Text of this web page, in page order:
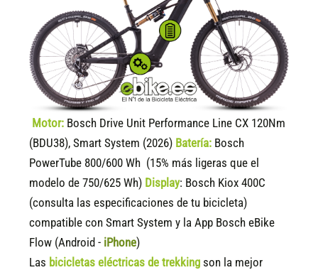
Motor: Bosch Drive Unit Performance Line CX 120Nm
(BDU38), Smart System (2026) Batería: Bosch
PowerTube 800/600 Wh (15% más ligeras que el
modelo de 750/625 Wh) Display: Bosch Kiox 400C
(consulta las especificaciones de tu bicicleta)
compatible con Smart System y la App Bosch eBike
Flow (Android - iPhone)
Las bicicletas eléctricas de trekking son la mejor